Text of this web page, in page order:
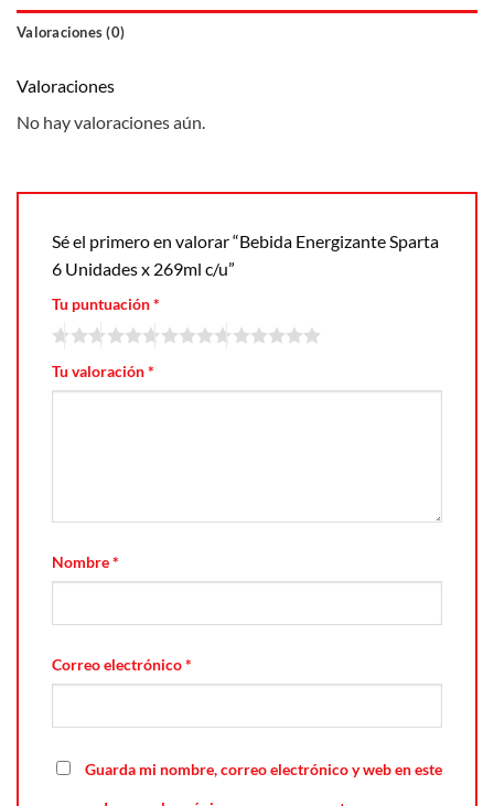
Valoraciones (0)
Valoraciones
No hay valoraciones aún.
Sé el primero en valorar “Bebida Energizante Sparta
6 Unidades x 269ml c/u”
Tu puntuación*
Tu valoración*
Nombre*
Correo electrónico*
Guarda mi nombre, correo electrónico y web en este